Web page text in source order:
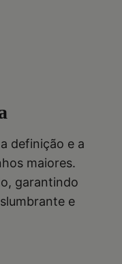
definição e a
maiores.
garantindo
e